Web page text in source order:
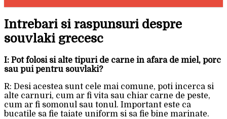
Intrebari si raspunsuri despre
souvlaki grecesc
I: Pot folosi si alte tipuri de carne in afara de miel, porc
sau pui pentru souvlaki?
R: Desi acestea sunt cele mai comune, poti incerca si
alte carnuri, cum ar fi vita sau chiar carne de peste,
cum ar fi somonul sau tonul. Important este ca
bucatile sa fie taiate uniform si sa fie bine marinate.